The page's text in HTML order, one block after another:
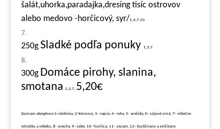
šalát,uhorka,paradajka,dresing tisíc ostrovov
alebo medovo -horčicový, syr/1,4,7,10
250g Sladké podľa ponuky 1,3,7
300g Domáce pirohy, slanina,
smotana
1,3,7, 5,20€
Zoznam alergénov:1-obilniny, 2-kôrovce, 3- vajcia, 4- ryby, 5- arašidy, 6- sójové zrná, 7- mliečne
výrobky a mlieko, 8- orechy, 9- zeler, 10- horčica, 11- sezam, 12- kysličnany a siričitany